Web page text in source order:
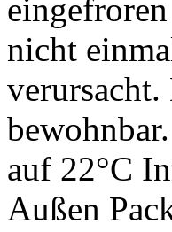
nicht
auf 22°C
Außen